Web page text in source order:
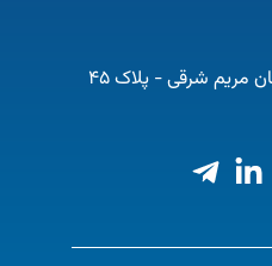
مریم شرقی - پلاک 45